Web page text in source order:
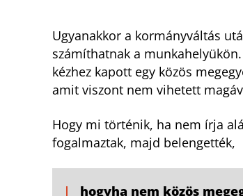
Ugyanakkor a kormányváltás
számíthatnak a
kézhez kapott egy közös
amit viszont nem vihetett
Hogy mi történik, ha nem írja
fogalmaztak, majd belengették,
hogyha nem közös